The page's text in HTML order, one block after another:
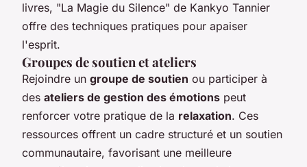
livres, "La Magie du Silence" de Kankyo Tannier
offre des techniques pratiques pour apaiser
l'esprit.
Groupes de soutien et ateliers
Rejoindre un groupe de soutien ou participer à
des ateliers de gestion des émotions peut
renforcer votre pratique de la relaxation. Ces
ressources offrent un cadre structuré et un soutien
communautaire, favorisant une meilleure